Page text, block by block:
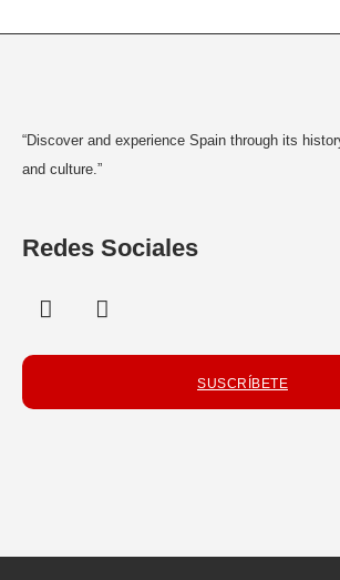
“Discover and experience Spain through its
and culture.”
Redes Sociales
SUSCRÍBETE